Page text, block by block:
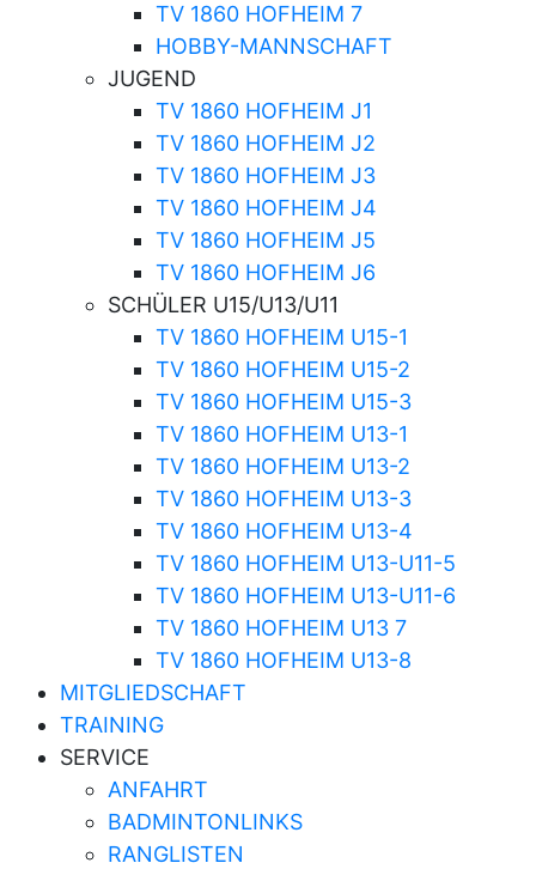
TV 1860 HOFHEIM 7
HOBBY-MANNSCHAFT
JUGEND
TV 1860 HOFHEIM J1
TV 1860 HOFHEIM J2
TV 1860 HOFHEIM J3
TV 1860 HOFHEIM J4
TV 1860 HOFHEIM J5
TV 1860 HOFHEIM J6
SCHÜLER U15/U13/U11
TV 1860 HOFHEIM U15-1
TV 1860 HOFHEIM U15-2
TV 1860 HOFHEIM U15-3
TV 1860 HOFHEIM U13-1
TV 1860 HOFHEIM U13-2
TV 1860 HOFHEIM U13-3
TV 1860 HOFHEIM U13-4
TV 1860 HOFHEIM U13-U11-5
TV 1860 HOFHEIM U13-U11-6
TV 1860 HOFHEIM U13 7
TV 1860 HOFHEIM U13-8
MITGLIEDSCHAFT
TRAINING
SERVICE
ANFAHRT
BADMINTONLINKS
RANGLISTEN